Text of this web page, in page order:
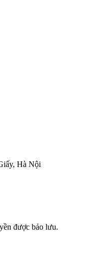
Hà Nội
được bảo lưu.